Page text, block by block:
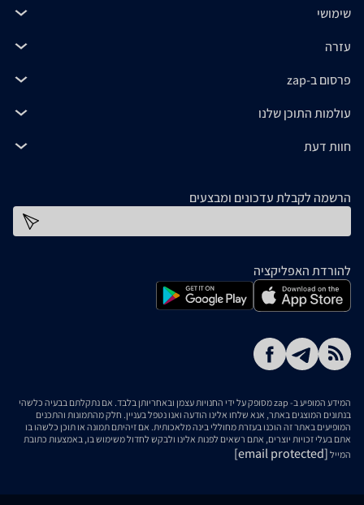
שימושי
עזרה
פרסום ב-zap
עולמות התוכן שלנו
חוות דעת
הרשמה לקבלת עדכונים ומבצעים
להורדת האפליקציה
המידע המופיע ב- zap מסופק על ידי החנויות עצמן ובאחריותן בלבד. אם נתקלתם בבעיה כלשהי
בנתונים המוצגים באתר, אנא שלחו אלינו הודעה ואנו נטפל בעניין. חלק מהתמונות והתכנים
המופיעים באתר זה הוכנו בעזרת מחוללי בינה מלאכותית. אם זיהיתם תמונה או תוכן כלשהו בו
אתם בעלי זכויות יוצרים, אתם רשאים לפנות אלינו ולבקש לחדול משימוש בו, באמצעות כתובת
המייל [email protected]